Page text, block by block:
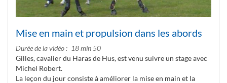
Mise en main et propulsion dans les abords
Durée de la vidéo
18 min 50
Gilles, cavalier du Haras de Hus, est venu suivre un stage avec
Michel Robert.
La leçon du jour consiste à améliorer la mise en main et la